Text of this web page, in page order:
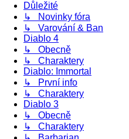
Důležité
↳ Novinky fóra
↳ Varování & Ban
Diablo 4
↳ Obecně
↳ Charaktery
Diablo: Immortal
↳ První info
↳ Charaktery
Diablo 3
↳ Obecně
↳ Charaktery